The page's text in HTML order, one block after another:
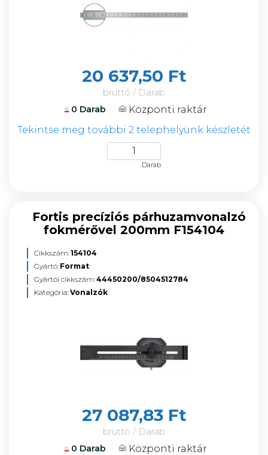
20 637,50 Ft
bruttó / Darab
0 Darab
Központi raktár
Tekintse meg további 2 telephelyünk készletét
Darab
Fortis precíziós párhuzamvonalzó
fokmérővel 200mm F154104
Cikkszám:154104
Gyártó: Format
Gyártói cikkszám:44450200/8504512784
Kategória:Vonalzók
27 087,83 Ft
bruttó / Darab
0 Darab
Központi raktár